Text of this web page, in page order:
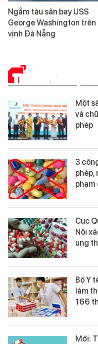
Ngắm tàu sân bay USS
George Washington trên
vịnh Đà Nẵng
THUỐC VÀ CUỘC
Một
và
phép
3
phép,
phạm
Cục
Nội
ung
Bộ Y
làm
166
Mới: